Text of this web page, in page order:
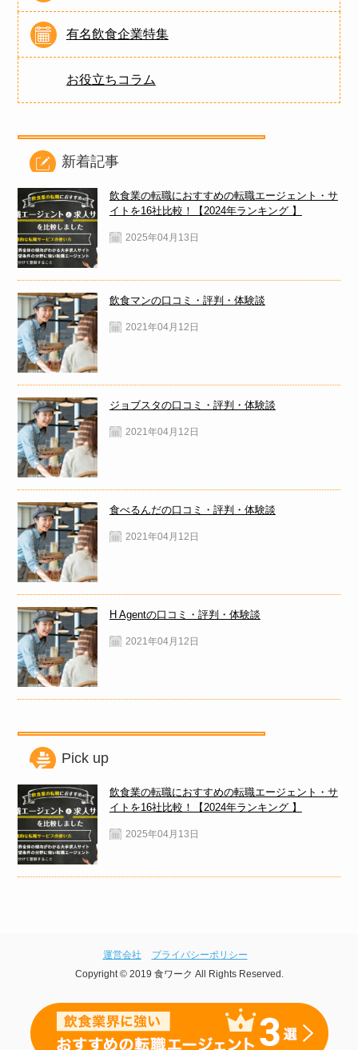
有名飲食企業特集
お役立ちコラム
新着記事
飲食業の転職におすすめの転職エージェント・サ
イトを16社比較！【2024年ランキング 】
2025年04月13日
飲食マンの口コミ・評判・体験談
2021年04月12日
ジョブスタの口コミ・評判・体験談
2021年04月12日
食べるんだの口コミ・評判・体験談
2021年04月12日
H Agentの口コミ・評判・体験談
2021年04月12日
Pick up
飲食業の転職におすすめの転職エージェント・サ
イトを16社比較！【2024年ランキング 】
2025年04月13日
運営会社
プライバシーポリシー
Copyright © 2019 食ワーク All Rights Reserved.